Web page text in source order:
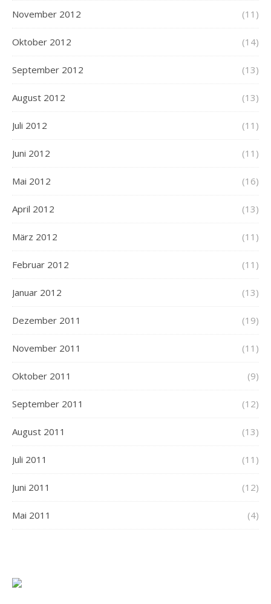
November 2012 (11)
Oktober 2012 (14)
September 2012 (13)
August 2012 (13)
Juli 2012 (11)
Juni 2012 (11)
Mai 2012 (16)
April 2012 (13)
März 2012 (11)
Februar 2012 (11)
Januar 2012 (13)
Dezember 2011 (19)
November 2011 (11)
Oktober 2011 (9)
September 2011 (12)
August 2011 (13)
Juli 2011 (11)
Juni 2011 (12)
Mai 2011 (4)